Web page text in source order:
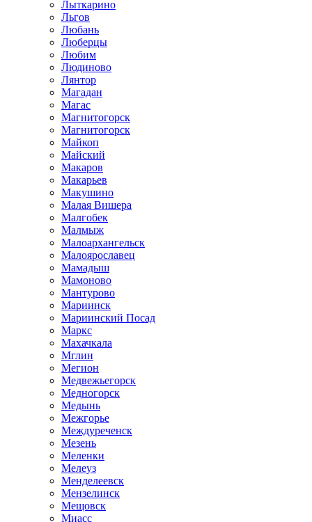
Лыткарино
Льгов
Любань
Люберцы
Любим
Людиново
Лянтор
Магадан
Магас
Магнитогорск
Магнитогорск
Майкоп
Майский
Макаров
Макарьев
Макушино
Малая Вишера
Малгобек
Малмыж
Малоархангельск
Малоярославец
Мамадыш
Мамоново
Мантурово
Мариинск
Мариинский Посад
Маркс
Махачкала
Мглин
Мегион
Медвежьегорск
Медногорск
Медынь
Межгорье
Междуреченск
Мезень
Меленки
Мелеуз
Менделеевск
Мензелинск
Мещовск
Миасс